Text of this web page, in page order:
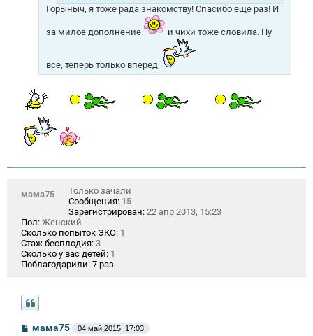
Горыныч, я тоже рада знакомству! Спасибо еще раз! И
за милое дополнение и чихи тоже словила. Ну
все, теперь только вперед
мама75
Только зачали
Сообщения: 15
Зарегистрирован: 22 апр 2013, 15:23
Пол: Женский
Сколько попыток ЭКО: 1
Стаж бесплодия: 3
Сколько у вас детей: 1
Поблагодарили: 7 раз
Смама75 04 май 2015, 17:03